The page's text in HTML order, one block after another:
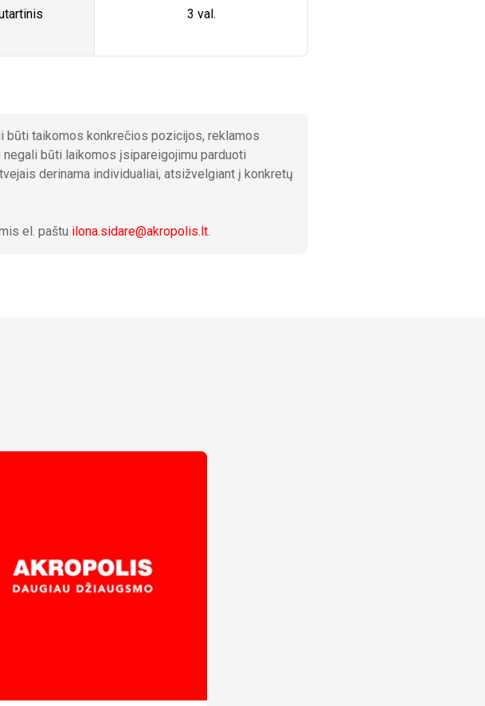
3 val.
taikomos konkrečios pozicijos, reklamos
būti laikomos įsipareigojimu parduoti
derinama individualiai, atsižvelgiant į konkretų
el. paštu ilona.sidare@akropolis.lt.